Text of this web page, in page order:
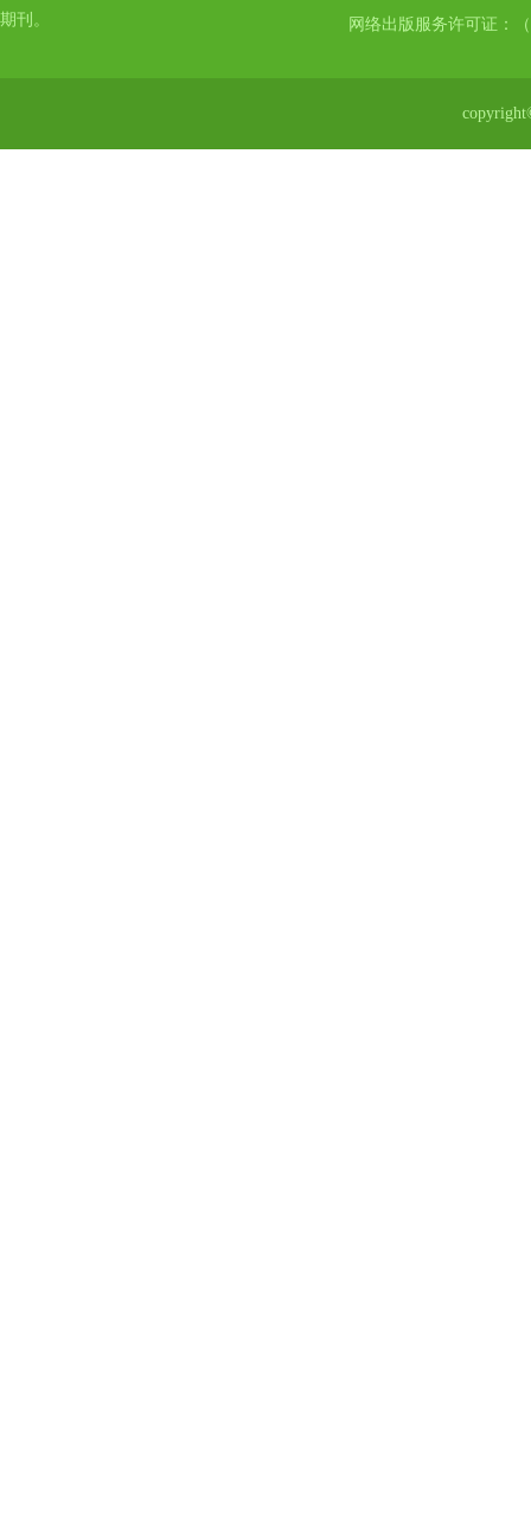
期刊。
网络出版服务许可证：